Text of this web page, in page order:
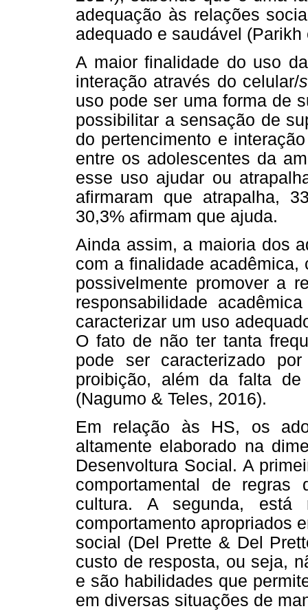
adequação às relações
adequado e saudável (Parikh
A maior finalidade do uso
interação através do celular/
uso pode ser uma forma de
possibilitar a sensação de
do pertencimento e
entre os adolescentes da
esse uso ajudar ou
afirmaram que atrapalha,
30,3% afirmam que ajuda.
Ainda assim, a maioria dos
com a finalidade
possivelmente promover a
responsabilidade
caracterizar um uso
O fato de não ter tanta
pode ser caracterizado
proibição, além da falta
(Nagumo & Teles, 2016).
Em relação às HS, os
altamente elaborado na
Desenvoltura Social. A
comportamental de regras
cultura. A segunda, está
comportamento apropriados
social (Del Prette & Del
custo de resposta, ou seja,
e são habilidades que
em diversas situações de